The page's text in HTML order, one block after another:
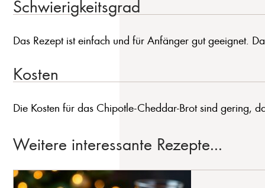
Schwierigkeitsgrad
Das Rezept ist einfach und für Anfänger gut geeignet.
Kosten
Die Kosten für das Chipotle-Cheddar-Brot sind gering,
Weitere interessante Rezepte...